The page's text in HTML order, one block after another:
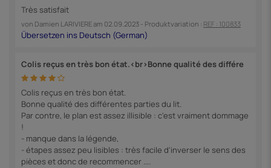
Très satisfait
von Damien LARIVIEREam 02.09.2023 - Produktvariation : REF : 100833
Colis reçus en très bon état.<br>Bonne qualité des différe
Colis reçus en très bon état.
Bonne qualité des différentes parties du lit.
Par contre, le plan est assez illisible : c'est vraiment dommage
!
- manque dans la légende,
- étapes assez peu lisibles : très facile d'inverser le sens des
pièces et donc de recommencer ....